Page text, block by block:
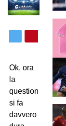
Ok, ora
la
questione
si fa
davvero